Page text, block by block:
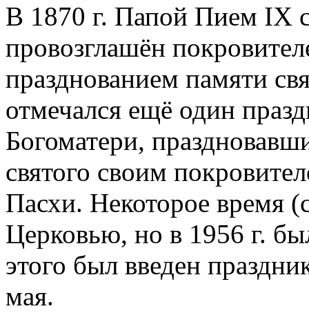
В 1870 г. Папой Пием IX
провозглашён
празднованием памяти
отмечался ещё один
Богоматери,
святого своим
Пасхи. Некоторое время
Церковью, но в 1956 г.
этого был введен
мая.